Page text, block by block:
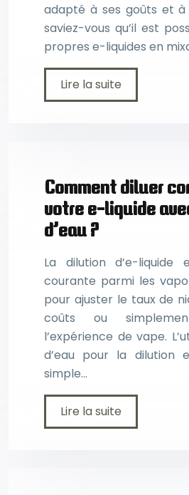
adapté à ses goûts et à
saviez-vous qu’il est
propres e-liquides en
Lire la suite
Comment diluer
votre e-liquide
d’eau ?
La dilution d’e-liquide
courante parmi les
pour ajuster le taux de
coûts ou
l’expérience de vape.
d’eau pour la dilution
simple…
Lire la suite